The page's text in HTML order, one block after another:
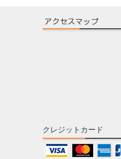
クレジットカード